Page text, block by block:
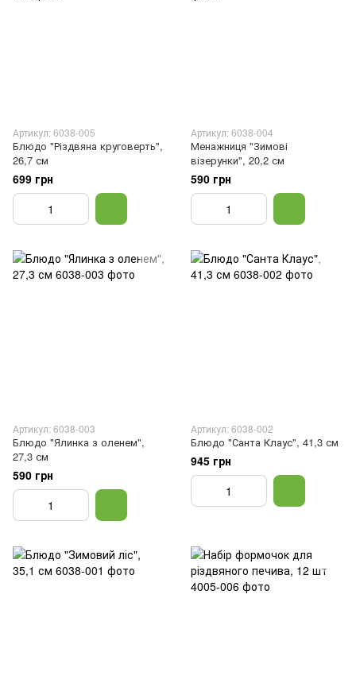
Артикул: 6038-005
Блюдо "Різдвяна круговерть",
26,7 см
699 грн
Артикул: 6038-004
Менажниця "Зимові
візерунки", 20,2 см
590 грн
Артикул: 6038-003
Блюдо "Ялинка з оленем",
27,3 см
590 грн
Артикул: 6038-002
Блюдо "Санта Клаус", 41,3 см
945 грн